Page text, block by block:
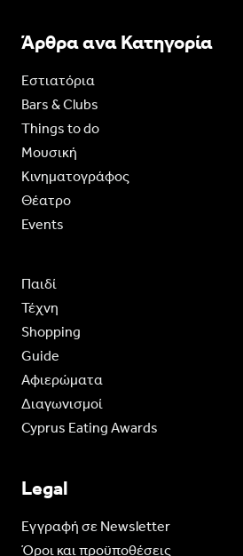
Άρθρα ανα Κατηγορία
Εστιατόρια
Bars & Clubs
Things to do
Moυσική
Κινηματογράφος
Θέατρο
Events
Παιδί
Τέχνη
Shopping
Guide
Aφιερώματα
Διαγωνισμοί
Cyprus Eating Awards
Legal
Eγγραφή σε Newsletter
Όροι και προϋποθέσεις